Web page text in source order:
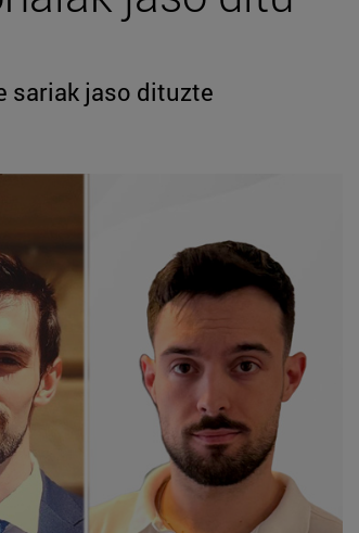
sariak jaso dituzte